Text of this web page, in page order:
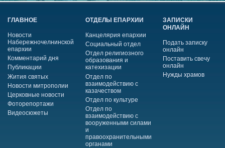
ГЛАВНОЕ
Новости
Набережночелнинской
епархии
Комментарий дня
Публикации
Жития святых
Новости митрополии
Церковные новости
Фоторепортажи
Видеосюжеты
ОТДЕЛЫ ЕПАРХИИ
Канцелярия епархии
Социальный отдел
Отдел религиозного
образования и
катехизации
Отдел по
взаимодействию с
казачеством
Отдел по культуре
Отдел по
взаимодействию с
вооруженными силами
и
правоохранительными
органами
ЗАПИСКИ
ОНЛАЙН
Подать записку
онлайн
Поставить свечу
онлайн
Нужды храмов